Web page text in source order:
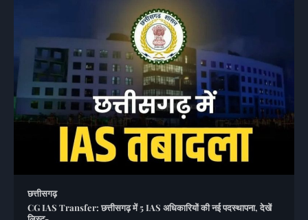
छत्तीसगढ़
CG IAS Transfer: छत्तीसगढ़ में 5 IAS अधिकारियों की नई पदस्थापना, देखें